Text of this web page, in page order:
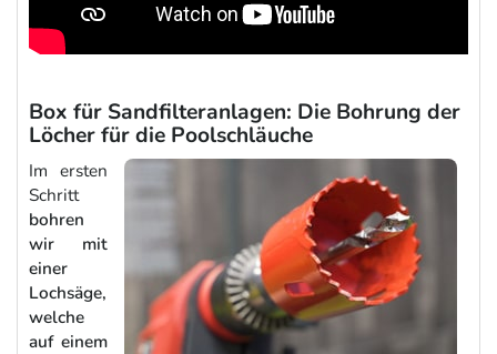
Box für Sandfilteranlagen: Die Bohrung der
Löcher für die Poolschläuche
Im ersten
Schritt
bohren
wir mit
einer
Lochsäge,
welche
auf einem